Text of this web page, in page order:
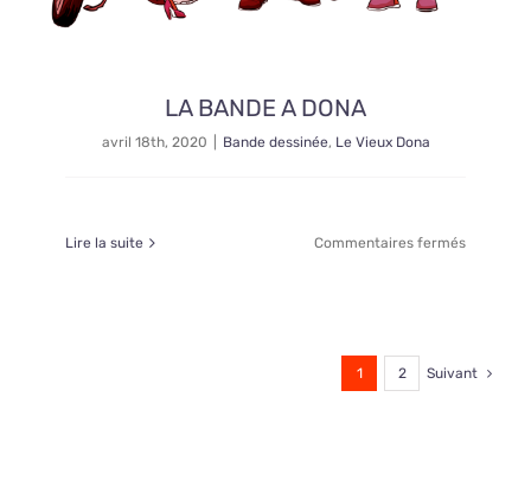
LA BANDE A DONA
avril 18th, 2020 Bande dessinée, Le Vieux Dona
Lire la suite Commentaires ferméssur
1 2 Suivant